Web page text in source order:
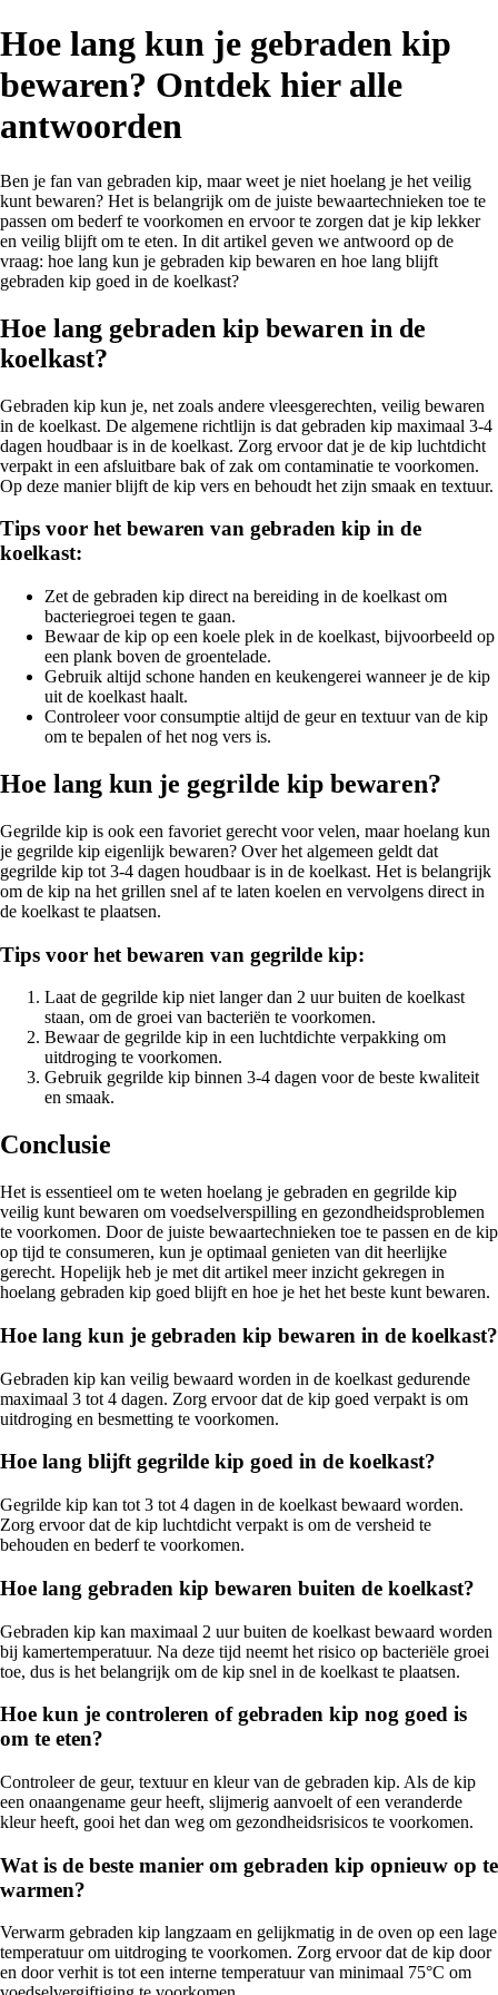
Hoe lang kun je gebraden kip
bewaren? Ontdek hier alle
antwoorden
Ben je fan van gebraden kip, maar weet je niet hoelang je het veilig
kunt bewaren? Het is belangrijk om de juiste bewaartechnieken toe te
passen om bederf te voorkomen en ervoor te zorgen dat je kip lekker
en veilig blijft om te eten. In dit artikel geven we antwoord op de
vraag: hoe lang kun je gebraden kip bewaren en hoe lang blijft
gebraden kip goed in de koelkast?
Hoe lang gebraden kip bewaren in de
koelkast?
Gebraden kip kun je, net zoals andere vleesgerechten, veilig bewaren
in de koelkast. De algemene richtlijn is dat gebraden kip maximaal 3-4
dagen houdbaar is in de koelkast. Zorg ervoor dat je de kip luchtdicht
verpakt in een afsluitbare bak of zak om contaminatie te voorkomen.
Op deze manier blijft de kip vers en behoudt het zijn smaak en textuur.
Tips voor het bewaren van gebraden kip in de
koelkast:
Zet de gebraden kip direct na bereiding in de koelkast om
bacteriegroei tegen te gaan.
Bewaar de kip op een koele plek in de koelkast, bijvoorbeeld op
een plank boven de groentelade.
Gebruik altijd schone handen en keukengerei wanneer je de kip
uit de koelkast haalt.
Controleer voor consumptie altijd de geur en textuur van de kip
om te bepalen of het nog vers is.
Hoe lang kun je gegrilde kip bewaren?
Gegrilde kip is ook een favoriet gerecht voor velen, maar hoelang kun
je gegrilde kip eigenlijk bewaren? Over het algemeen geldt dat
gegrilde kip tot 3-4 dagen houdbaar is in de koelkast. Het is belangrijk
om de kip na het grillen snel af te laten koelen en vervolgens direct in
de koelkast te plaatsen.
Tips voor het bewaren van gegrilde kip:
Laat de gegrilde kip niet langer dan 2 uur buiten de koelkast
staan, om de groei van bacteriën te voorkomen.
Bewaar de gegrilde kip in een luchtdichte verpakking om
uitdroging te voorkomen.
Gebruik gegrilde kip binnen 3-4 dagen voor de beste kwaliteit
en smaak.
Conclusie
Het is essentieel om te weten hoelang je gebraden en gegrilde kip
veilig kunt bewaren om voedselverspilling en gezondheidsproblemen
te voorkomen. Door de juiste bewaartechnieken toe te passen en de kip
op tijd te consumeren, kun je optimaal genieten van dit heerlijke
gerecht. Hopelijk heb je met dit artikel meer inzicht gekregen in
hoelang gebraden kip goed blijft en hoe je het het beste kunt bewaren.
Hoe lang kun je gebraden kip bewaren in de koelkast?
Gebraden kip kan veilig bewaard worden in de koelkast gedurende
maximaal 3 tot 4 dagen. Zorg ervoor dat de kip goed verpakt is om
uitdroging en besmetting te voorkomen.
Hoe lang blijft gegrilde kip goed in de koelkast?
Gegrilde kip kan tot 3 tot 4 dagen in de koelkast bewaard worden.
Zorg ervoor dat de kip luchtdicht verpakt is om de versheid te
behouden en bederf te voorkomen.
Hoe lang gebraden kip bewaren buiten de koelkast?
Gebraden kip kan maximaal 2 uur buiten de koelkast bewaard worden
bij kamertemperatuur. Na deze tijd neemt het risico op bacteriële groei
toe, dus is het belangrijk om de kip snel in de koelkast te plaatsen.
Hoe kun je controleren of gebraden kip nog goed is
om te eten?
Controleer de geur, textuur en kleur van de gebraden kip. Als de kip
een onaangename geur heeft, slijmerig aanvoelt of een veranderde
kleur heeft, gooi het dan weg om gezondheidsrisicos te voorkomen.
Wat is de beste manier om gebraden kip opnieuw op te
warmen?
Verwarm gebraden kip langzaam en gelijkmatig in de oven op een lage
temperatuur om uitdroging te voorkomen. Zorg ervoor dat de kip door
en door verhit is tot een interne temperatuur van minimaal 75°C om